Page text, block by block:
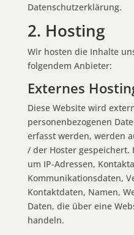
Datenschutzerklärung.
2. Hosting
Wir hosten die Inhalte
folgendem Anbieter:
Externes
Diese Website wird
personenbezogenen
erfasst werden, werden
/ der Hoster gespeichert.
um IP-Adressen,
Kommunikationsdaten,
Kontaktdaten, Namen,
Daten, die über eine
handeln.